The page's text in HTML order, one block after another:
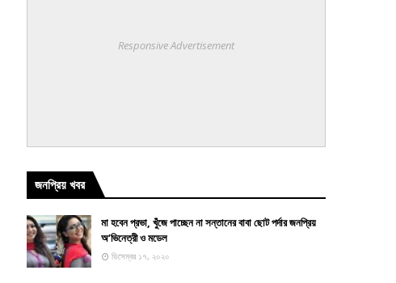
Responsive Advertisement
জনপ্রিয় খবর
মা হবেন প্রভা, খুঁজে পাচ্ছেন না সন্তানের বাবা ছোট পর্দার জনপ্রিয়
অ’ভিনেত্রী ও মডেল
ডিসেম্বর ১৭, ২০২০